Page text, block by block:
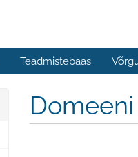
Teadmistebaas